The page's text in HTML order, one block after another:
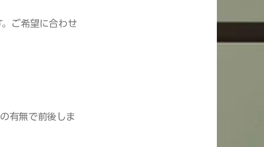
ご希望に合わせ
有無で前後しま